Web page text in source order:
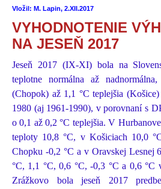
Vložil: M. Lapin, 2.XII.2017
VYHODNOTENIE
NA JESEŇ 2017
Jeseň 2017 (IX-XI) bola na
teplotne normálna až
(Chopok) až 1,1 °C teplejšia
1980 (aj 1961-1990), v porovnaní s
o 0,1 až 0,2 °C teplejšia. V
teploty 10,8 °C, v Košiciach 10,0
Chopku -0,2 °C a v Oravskej Lesnej
°C, 1,1 °C, 0,6 °C, -0,3 °C a 0,6 °C
Zrážkovo bola jeseň 2017